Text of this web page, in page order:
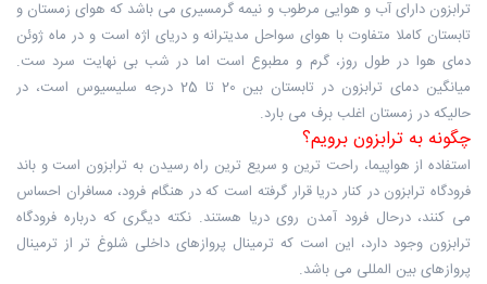
ترابزون دارای آب و هوایی مرطوب و نیمه گرمسیری می باشد که هوای زمستان و
تابستان کاملا متفاوت با هوای سواحل مدیترانه و دریای اژه است و در ماه ژوئن
دمای هوا در طول روز، گرم و مطبوع است اما در شب بی نهایت سرد ست.
میانگین دمای ترابزون در تابستان بین 20 تا 25 درجه سلیسیوس است، در
حالیکه در زمستان اغلب برف می بارد.
چگونه به ترابزون برویم؟
استفاده از هواپیما، راحت ترین و سریع ترین راه رسیدن به ترابزون است و باند
فرودگاه ترابزون در کنار دریا قرار گرفته است که در هنگام فرود، مسافران احساس
می کنند، درحال فرود آمدن روی دریا هستند. نکته دیگری که درباره فرودگاه
ترابزون وجود دارد، این است که ترمینال پروازهای داخلی شلوغ تر از ترمینال
پروازهای بین المللی می باشد.